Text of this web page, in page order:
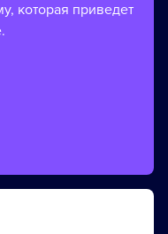
которая приведет